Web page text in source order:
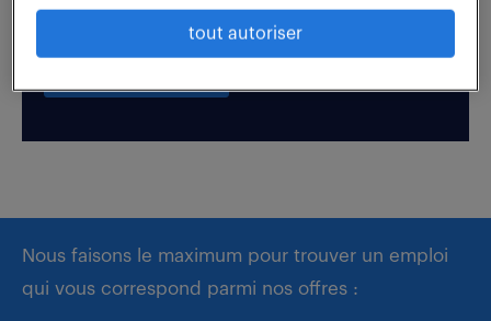
Nous faisons le maximum pour trouver un emploi
qui vous correspond parmi nos offres :
tout autoriser